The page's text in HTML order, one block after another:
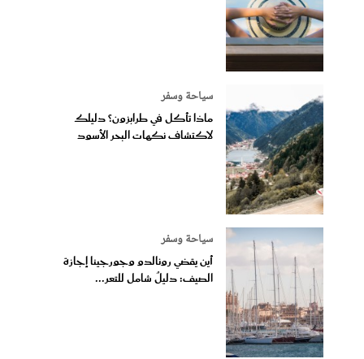
سياحة وسفر
ماذا تأكل في طرابزون؟ دليلك
لاكتشاف نكهات البحر الأسود
سياحة وسفر
أين يقضي رونالدو وجورجينا إجازة
الصيف: دليلٌ شامل للتعر...